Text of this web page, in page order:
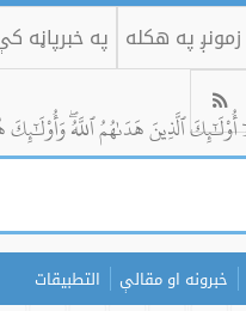
زمونږ په هکله په خبرپاڼه
ٱلَّذِينَ هَدَىٰهُمُ ٱللَّهُۖ وَأُوْلَٰٓئِكَ
خبرونه او مقالې التطبيقات